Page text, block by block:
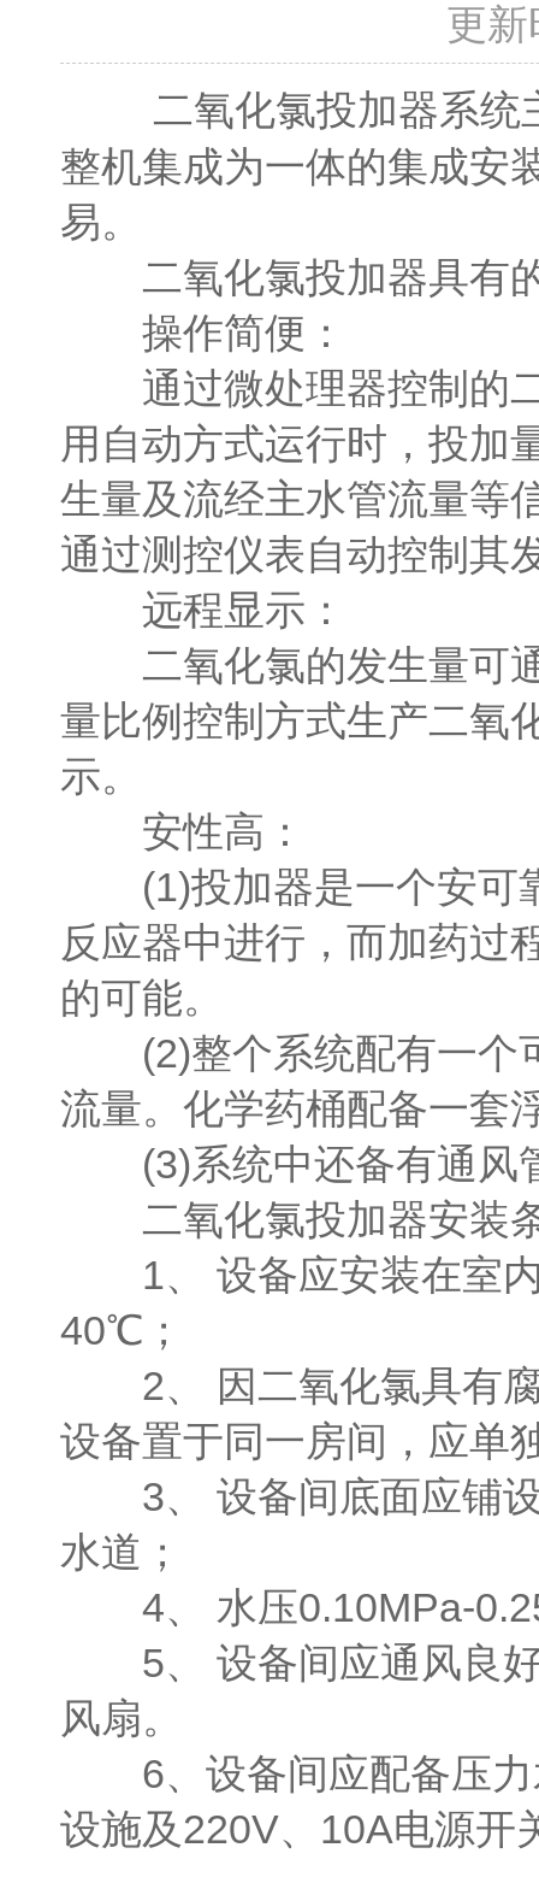
更新
二氧化氯投加器系统
整机集成为一体的集成安
易。
二氧化氯投加器具有
操作简便：
通过微处理器控制的二
用自动方式运行时，投加
生量及流经主水管流量等
通过测控仪表自动控制其
远程显示：
二氧化氯的发生量可通
量比例控制方式生产二氧
示。
安性高：
(1)投加器是一个安可靠
反应器中进行，而加药过
的可能。
(2)整个系统配有一个可
流量。化学药桶配备一套
(3)系统中还备有通风
二氧化氯投加器安装
1、 设备应安装在室内
40℃；
2、 因二氧化氯具有腐
设备置于同一房间，应单
3、 设备间底面应铺设
水道；
4、 水压0.10MPa-
5、 设备间应通风良好
风扇。
6、设备间应配备压力
设施及220V、10A电源开